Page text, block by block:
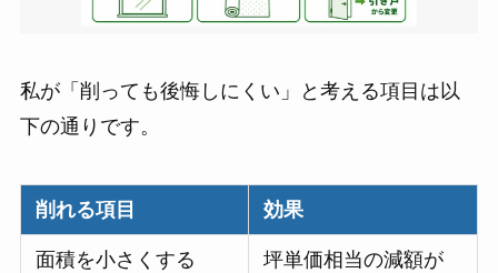
私が「削っても後悔しにくい」と考える項目は以
下の通りです。
削れる項目 効果
面積を小さくする
坪単価相当の減額が